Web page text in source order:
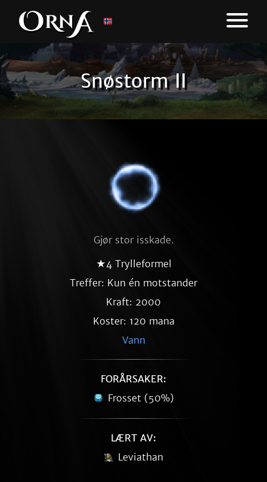
Snøstorm II
Gjør stor isskade.
★4 Trylleformel
Treffer: Kun én motstander
Kraft: 2000
Koster: 120 mana
Vann
FORÅRSAKER:
Frosset (50%)
LÆRT AV:
Leviathan